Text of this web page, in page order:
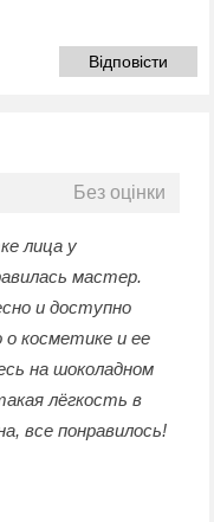
Відповісти
Без оцінки
лица у
мастер.
и доступно
о косметике и ее
на шоколадном
лёгкость в
все понравилось!